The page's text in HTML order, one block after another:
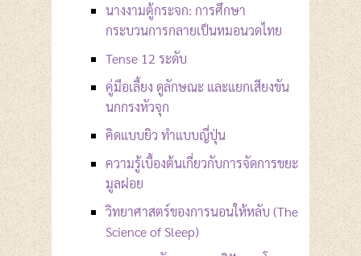
นางงามตู้กระจก: การศึกษา
กระบวนการกลายเป็นหมอนวดไทย
Tense 12 ระดับ
คู่มือเลี้ยง ดูลักษณะ และแยกเสียงขัน
นกกรงหัวจุก
คิดแบบยิว ทำแบบญี่ปุ่น
ความรู้เบื้องต้นเกี่ยวกับการจัดการขยะ
มูลฝอย
วิทยาศาสตร์ของการนอนให้หลับ (The
Science of Sleep)